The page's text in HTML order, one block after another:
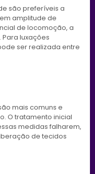
são preferíveis a
amplitude de
de locomoção, a
luxações
ser realizada entre
mais comuns e
O tratamento inicial
medidas falharem,
de tecidos